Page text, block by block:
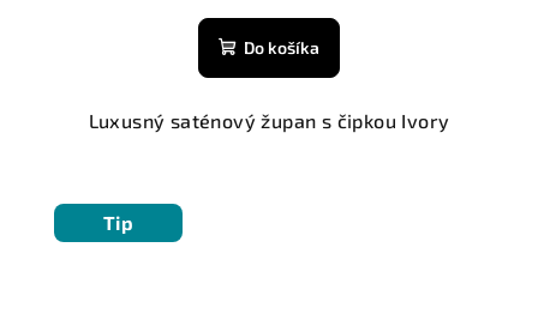
Do košíka
Luxusný saténový župan s čipkou Ivory
Tip